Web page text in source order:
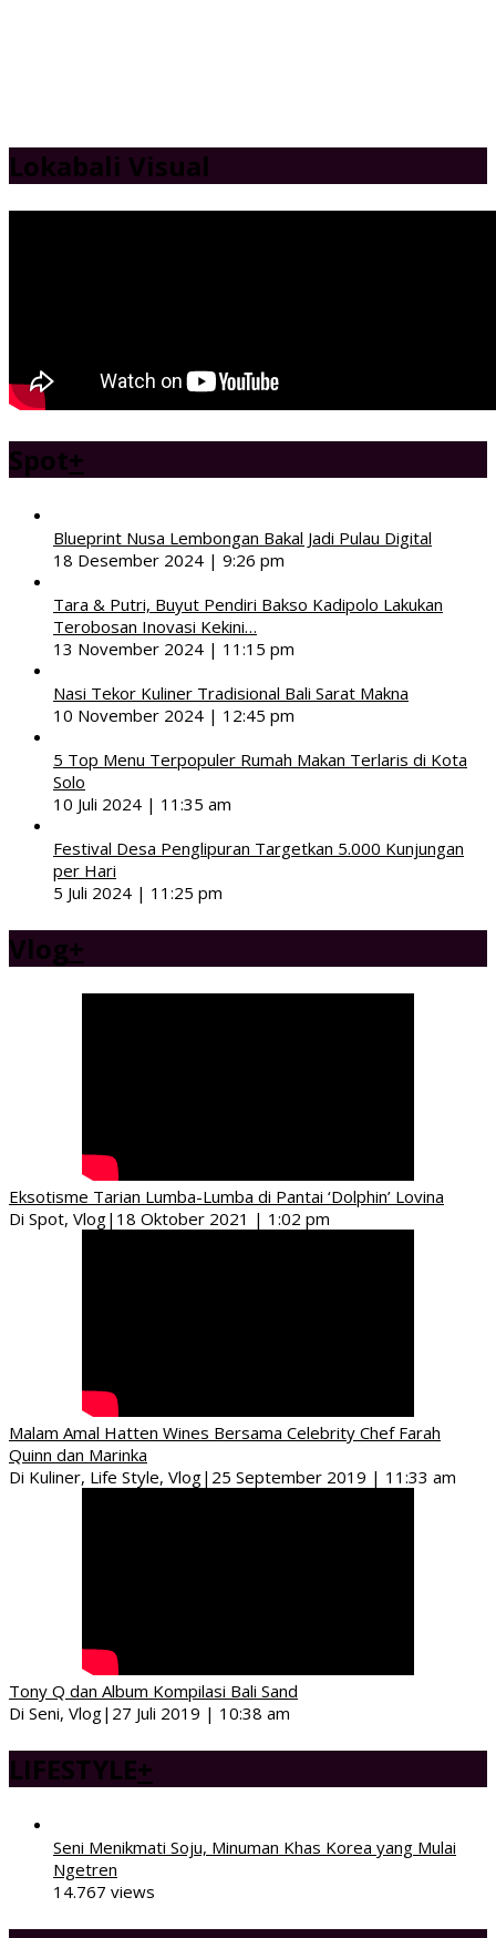
Lokabali Visual
Spot+
Blueprint Nusa Lembongan Bakal Jadi Pulau Digital
18 Desember 2024 | 9:26 pm
Tara & Putri, Buyut Pendiri Bakso Kadipolo Lakukan
Terobosan Inovasi Kekini…
13 November 2024 | 11:15 pm
Nasi Tekor Kuliner Tradisional Bali Sarat Makna
10 November 2024 | 12:45 pm
5 Top Menu Terpopuler Rumah Makan Terlaris di Kota
Solo
10 Juli 2024 | 11:35 am
Festival Desa Penglipuran Targetkan 5.000 Kunjungan
per Hari
5 Juli 2024 | 11:25 pm
Vlog+
Eksotisme Tarian Lumba-Lumba di Pantai ‘Dolphin’ Lovina
Di Spot, Vlog| 18 Oktober 2021 | 1:02 pm
Malam Amal Hatten Wines Bersama Celebrity Chef Farah
Quinn dan Marinka
Di Kuliner, Life Style, Vlog| 25 September 2019 | 11:33 am
Tony Q dan Album Kompilasi Bali Sand
Di Seni, Vlog| 27 Juli 2019 | 10:38 am
LIFESTYLE+
Seni Menikmati Soju, Minuman Khas Korea yang Mulai
Ngetren
14.767 views